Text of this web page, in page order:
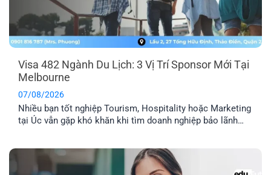
Visa 482 Ngành Du Lịch: 3 Vị Trí Sponsor Mới Tại
Melbourne
07/08/2026
Nhiều bạn tốt nghiệp Tourism, Hospitality hoặc Marketing
tại Úc vẫn gặp khó khăn khi tìm doanh nghiệp bảo lãnh
Travel Consultant và Content Creator, với lộ trình doanh
nghiệp cam kết [...]